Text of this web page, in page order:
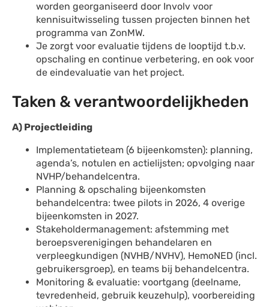
worden georganiseerd door Involv voor
kennisuitwisseling tussen projecten binnen het
programma van ZonMW.
Je zorgt voor evaluatie tijdens de looptijd t.b.v.
opschaling en continue verbetering, en ook voor
de eindevaluatie van het project.
Taken & verantwoordelijkheden
A) Projectleiding
Implementatieteam (6 bijeenkomsten): planning,
agenda’s, notulen en actielijsten; opvolging naar
NVHP/behandelcentra.
Planning & opschaling bijeenkomsten
behandelcentra: twee pilots in 2026, 4 overige
bijeenkomsten in 2027.
Stakeholdermanagement: afstemming met
beroepsverenigingen behandelaren en
verpleegkundigen (NVHB/NVHV), HemoNED (incl.
gebruikersgroep), en teams bij behandelcentra.
Monitoring & evaluatie: voortgang (deelname,
tevredenheid, gebruik keuzehulp), voorbereiding